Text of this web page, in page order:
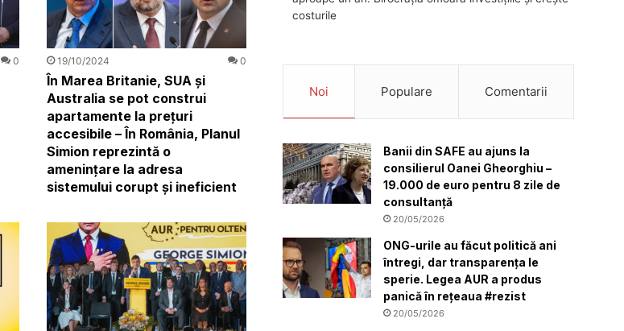
0 19/10/2024 0
În Marea Britanie, SUA și
Australia se pot construi
apartamente la prețuri
accesibile – În România, Planul
Simion reprezintă o
amenințare la adresa
sistemului corupt și ineficient
costurile
Noi Populare Comentarii
Banii din SAFE au ajuns la
consilierul Oanei Gheorghiu –
19.000 de euro pentru 8 zile de
consultanță
20/05/2026
ONG-urile au făcut politică ani
întregi, dar transparența le
sperie. Legea AUR a produs
panică în rețeaua #rezist
20/05/2026